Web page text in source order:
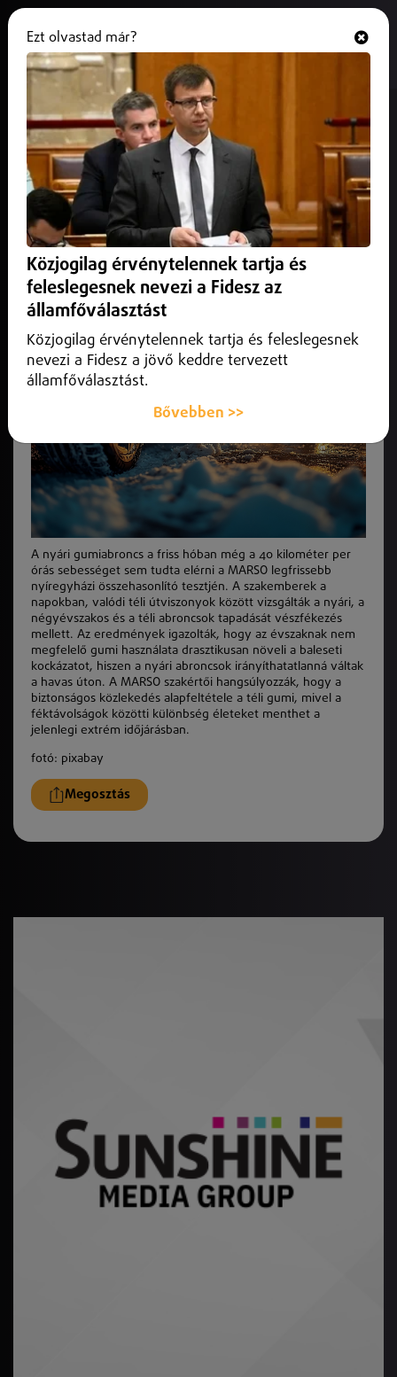
Nyíregyházi teszt bizonyítja, hogy
milyen fontos a téli gumi
2026. január 22. Helyi
A nyári gumiabroncs a friss hóban még a 40 kilométer per
nyíregyházi összehasonlító tesztjén.
A nyári gumiabroncs a friss hóban még a 40 kilométer per
órás sebességet sem tudta elérni a MARSO legfrissebb
nyíregyházi összehasonlító tesztjén. A szakemberek a
napokban, valódi téli útviszonyok között vizsgálták a nyári, a
négyévszakos és a téli abroncsok tapadását vészfékezés
mellett. Az eredmények igazolták, hogy az évszaknak nem
megfelelő gumi használata drasztikusan növeli a baleseti
kockázatot, hiszen a nyári abroncsok irányíthatatlanná váltak
a havas úton. A MARSO szakértői hangsúlyozzák, hogy a
biztonságos közlekedés alapfeltétele a téli gumi, mivel a
féktávolságok közötti különbség életeket menthet a
jelenlegi extrém időjárásban.
fotó: pixabay
Megosztás
Ezt olvastad már?
Közjogilag érvénytelennek tartja és
feleslegesnek nevezi a Fidesz az
államfőválasztást
Közjogilag érvénytelennek tartja és feleslegesnek
nevezi a Fidesz a jövő keddre tervezett
államfőválasztást.
Bővebben >>